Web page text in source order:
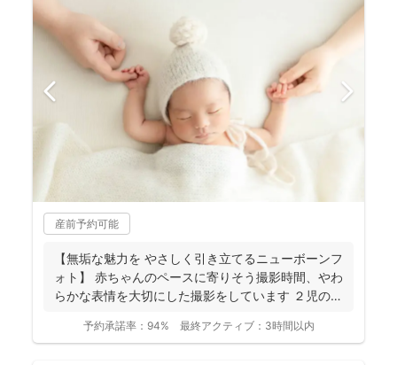
産前予約可能
【無垢な魅力を やさしく引き立てるニューボーンフ
ォト】 赤ちゃんのペースに寄りそう撮影時間、やわ
らかな表情を大切にした撮影をしています ２児の母
予約承諾率： 94% 最終アクティブ： 3時間以内